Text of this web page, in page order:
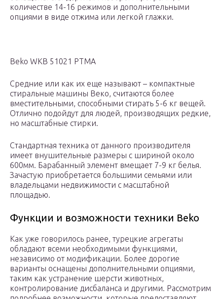
количестве 14-16 режимов и дополнительными
опциями в виде отжима или легкой глажки.
Beko WKB 51021 PTMA
Средние или как их еще называют – компактные
стиральные машины Веко, считаются более
вместительными, способными стирать 5-6 кг вещей.
Отлично подойдут для людей, производящих редкие,
но масштабные стирки.
Стандартная техника от данного производителя
имеет внушительные размеры с шириной около
600мм. Барабанный элемент вмещает 7-9 кг белья.
Зачастую приобретается большими семьями или
владельцами недвижимости с масштабной
площадью.
Функции и возможности техники Beko
Как уже говорилось ранее, турецкие агрегаты
обладают всеми необходимыми функциями,
независимо от модификации. Более дорогие
варианты оснащены дополнительными опциями,
таким как устранение шерсти животных,
контролирование дисбаланса и другими. Рассмотрим